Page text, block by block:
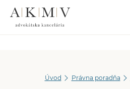
Úvod Právna poradňa